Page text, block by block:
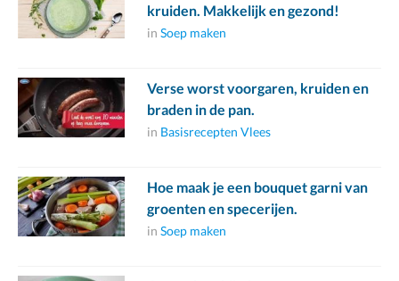
kruiden. Makkelijk en gezond!
in Soep maken
Verse worst voorgaren, kruiden en
braden in de pan.
in Basisrecepten Vlees
Hoe maak je een bouquet garni van
groenten en specerijen.
in Soep maken